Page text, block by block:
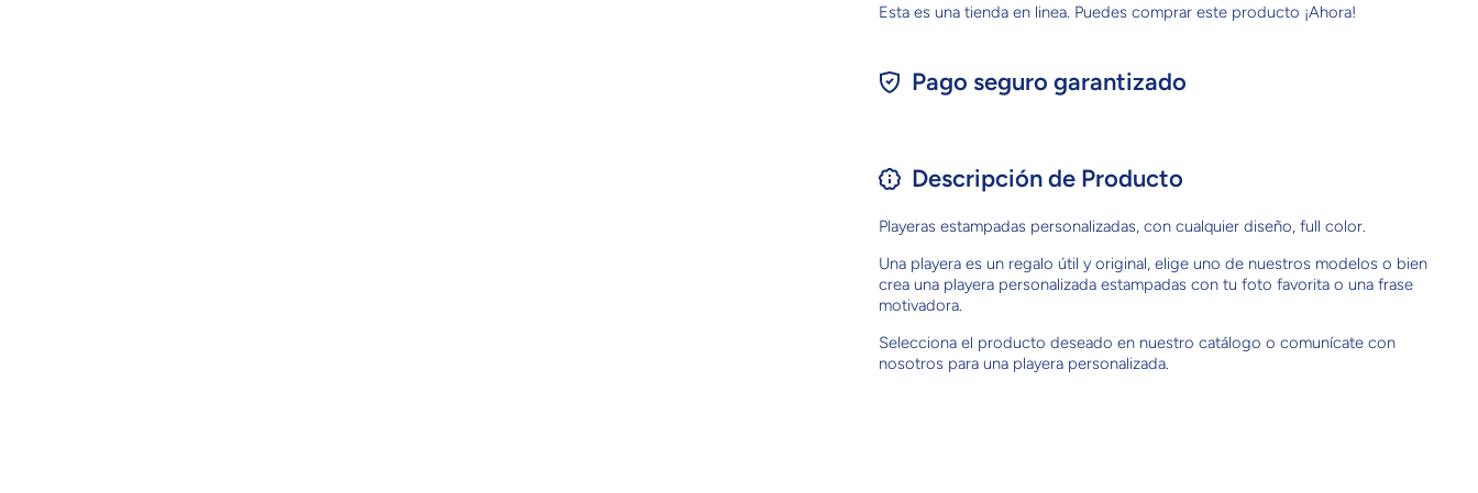
Esta es una tienda en linea. Puedes comprar este producto ¡Ahora!
Pago seguro garantizado
Descripción de Producto
Playeras estampadas personalizadas, con cualquier diseño, full color.
Una playera es un regalo útil y original, elige uno de nuestros modelos o bien
crea una playera personalizada estampadas con tu foto favorita o una frase
motivadora.
Selecciona el producto deseado en nuestro catálogo o comunícate con
nosotros para una playera personalizada.